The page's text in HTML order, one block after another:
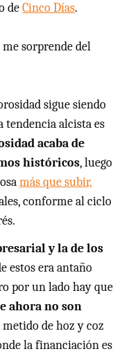
deCinco Días.
sorprende del
sigue siendo
tendencia alcista es
acaba de
históricos, luego
más que subir,
conforme al ciclo
y la de los
estos era antaño
por un lado hay que
ahora no son
metido de hoz y coz
la financiación es